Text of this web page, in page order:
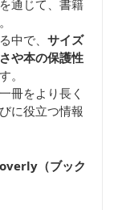
を通じて、書籍
中で、 サイズ
や本の保護性
。
冊をより長く
に役立つ情報
（ブック